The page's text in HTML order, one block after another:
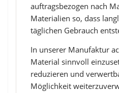
auftragsbezogen nach
Materialien so, dass
täglichen Gebrauch
In unserer Manufaktur
Material sinnvoll
reduzieren und
Möglichkeit